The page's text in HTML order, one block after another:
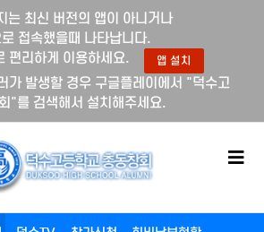
는 최신 버전의 앱이 아니거나
접속했을때 나타납니다.
편리하게 이용하세요.
앱 설치
가 발생할 경우 구글플레이에서 "덕수고
"를 검색해서 설치해주세요.
메
튼